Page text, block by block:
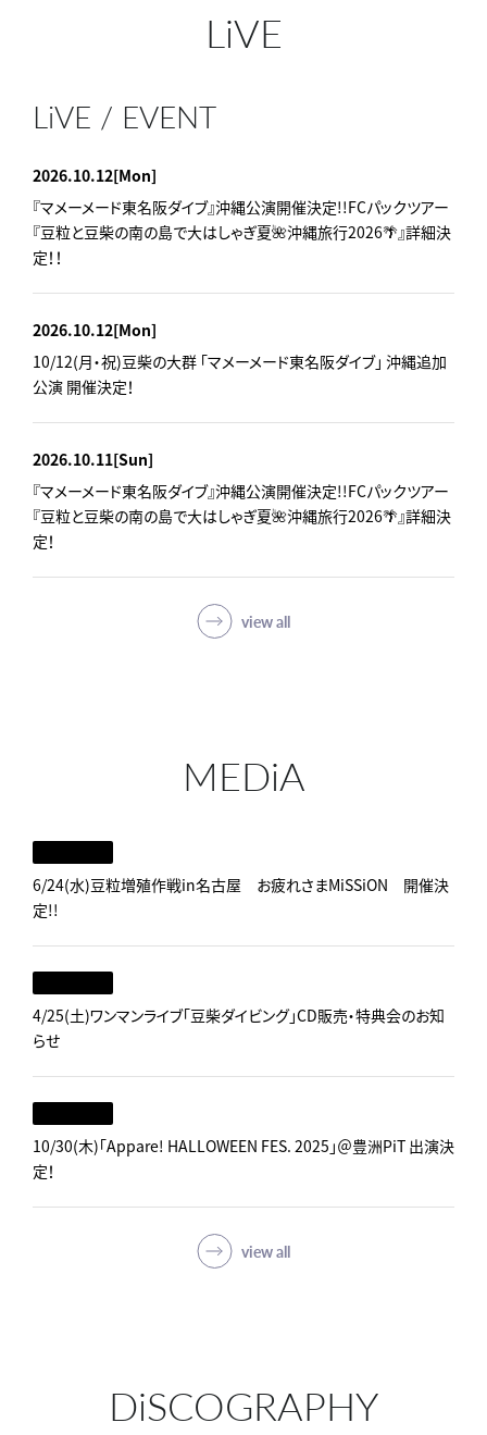
LiVE
view all
LiVE / EVENT
2026.10.12[Mon]
『マメーメード東名阪ダイブ』沖縄公演開催決定!!FCパックツアー
『豆粒と豆柴の南の島で大はしゃぎ夏🌺沖縄旅行2026🌴』詳細決
定！！
2026.10.12[Mon]
10/12(月・祝)豆柴の大群 「マメーメード東名阪ダイブ」 沖縄追加
公演 開催決定！
2026.10.11[Sun]
『マメーメード東名阪ダイブ』沖縄公演開催決定!!FCパックツアー
『豆粒と豆柴の南の島で大はしゃぎ夏🌺沖縄旅行2026🌴』詳細決
定！
MEDiA
view all
6/24(水)豆粒増殖作戦in名古屋 お疲れさまMiSSiON 開催決
定!!
4/25(土)ワンマンライブ「豆柴ダイビング」CD販売・特典会のお知
らせ
10/30(木)「Appare! HALLOWEEN FES. 2025」＠豊洲PiT 出演決
定！
DiSCOGRAPHY